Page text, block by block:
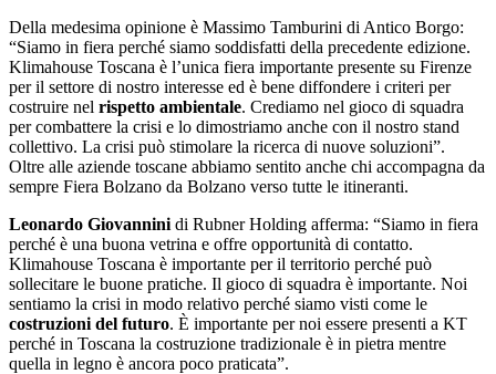
Della medesima opinione è Massimo Tamburini di Antico Borgo:
“Siamo in fiera perché siamo soddisfatti della precedente edizione.
Klimahouse Toscana è l’unica fiera importante presente su Firenze
per il settore di nostro interesse ed è bene diffondere i criteri per
costruire nel rispetto ambientale. Crediamo nel gioco di squadra
per combattere la crisi e lo dimostriamo anche con il nostro stand
collettivo. La crisi può stimolare la ricerca di nuove soluzioni”.
Oltre alle aziende toscane abbiamo sentito anche chi accompagna da
sempre Fiera Bolzano da Bolzano verso tutte le itineranti.
Leonardo Giovannini di Rubner Holding afferma: “Siamo in fiera
perché è una buona vetrina e offre opportunità di contatto.
Klimahouse Toscana è importante per il territorio perché può
sollecitare le buone pratiche. Il gioco di squadra è importante. Noi
sentiamo la crisi in modo relativo perché siamo visti come le
costruzioni del futuro. È importante per noi essere presenti a KT
perché in Toscana la costruzione tradizionale è in pietra mentre
quella in legno è ancora poco praticata”.